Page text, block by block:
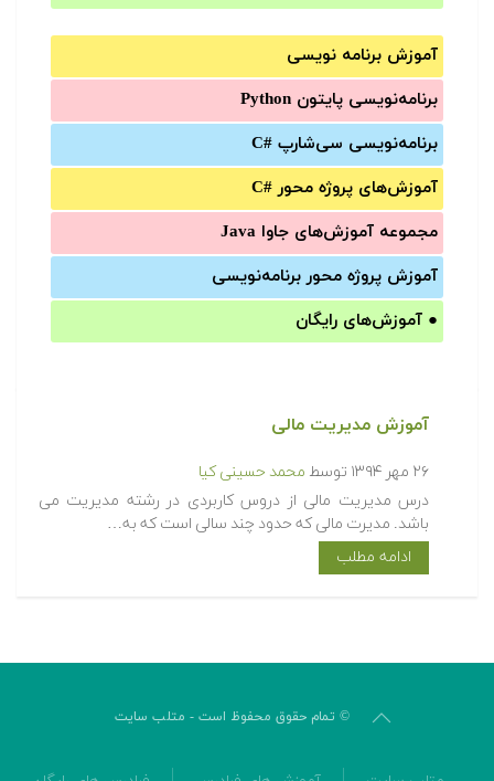
آموزش برنامه نویسی
برنامه‌نویسی پایتون Python
برنامه‌‌نویسی سی‌شارپ C#‎
آموزش‌های پروژه محور #C
مجموعه آموزش‌های جاوا Java
آموزش‌ پروژه محور برنامه‌نویسی
● آموزش‌های رایگان
آموزش مدیریت مالی
۲۶ مهر ۱۳۹۴ توسط محمد حسینی کیا
درس مدیریت مالی از دروس کاربردی در رشته مدیریت می
باشد. مدیرت مالی که حدود چند سالی است که به…
ادامه مطلب
© تمام حقوق محفوظ است - متلب سایت